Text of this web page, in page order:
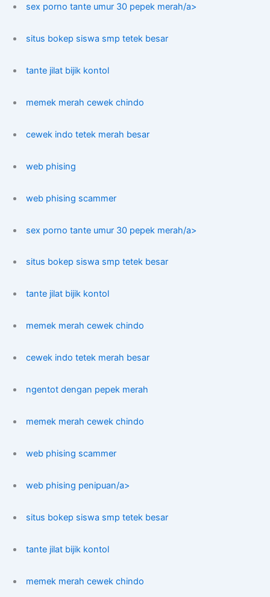
sex porno tante umur 30 pepek merah/a>
situs bokep siswa smp tetek besar
tante jilat bijik kontol
memek merah cewek chindo
cewek indo tetek merah besar
web phising
web phising scammer
sex porno tante umur 30 pepek merah/a>
situs bokep siswa smp tetek besar
tante jilat bijik kontol
memek merah cewek chindo
cewek indo tetek merah besar
ngentot dengan pepek merah
memek merah cewek chindo
web phising scammer
web phising penipuan/a>
situs bokep siswa smp tetek besar
tante jilat bijik kontol
memek merah cewek chindo